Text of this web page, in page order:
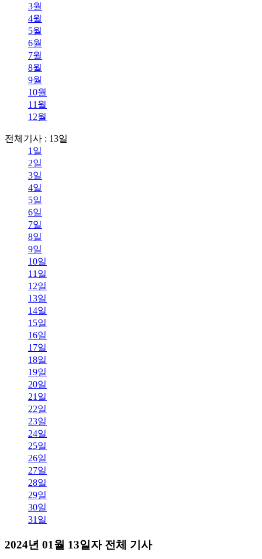
3월
4월
5월
6월
7월
8월
9월
10월
11월
12월
전체기사 : 13일
1일
2일
3일
4일
5일
6일
7일
8일
9일
10일
11일
12일
13일
14일
15일
16일
17일
18일
19일
20일
21일
22일
23일
24일
25일
26일
27일
28일
29일
30일
31일
2024년 01월 13일자 전체 기사